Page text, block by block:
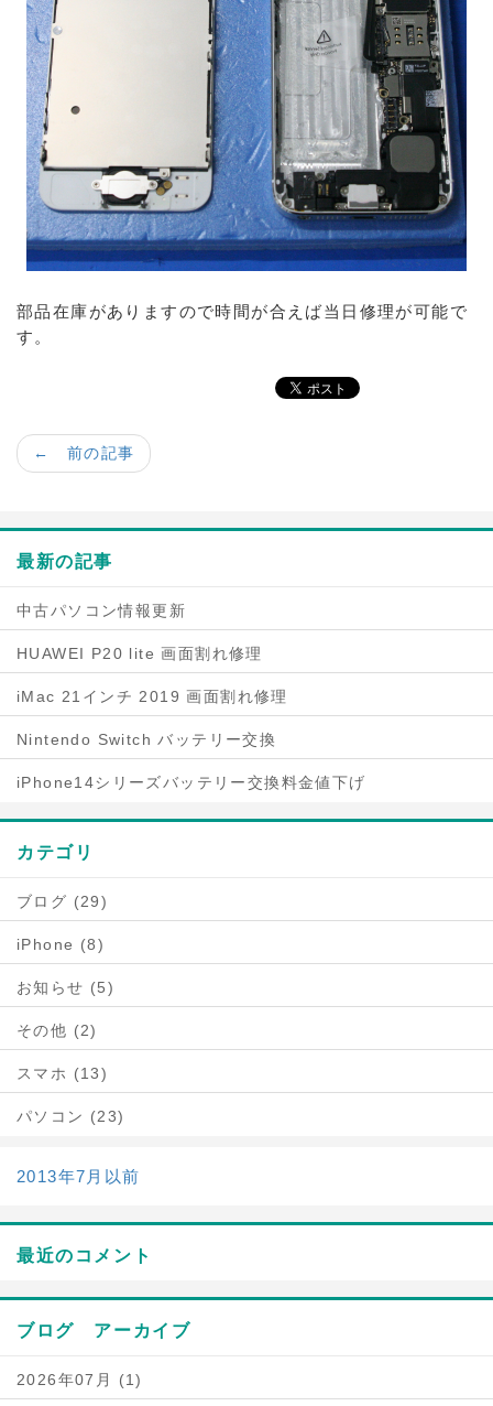
部品在庫がありますので時間が合えば当日修理が可能で
す。
← 前の記事
最新の記事
中古パソコン情報更新
HUAWEI P20 lite 画面割れ修理
iMac 21インチ 2019 画面割れ修理
Nintendo Switch バッテリー交換
iPhone14シリーズバッテリー交換料金値下げ
カテゴリ
ブログ (29)
iPhone (8)
お知らせ (5)
その他 (2)
スマホ (13)
パソコン (23)
2013年7月以前
最近のコメント
ブログ アーカイブ
2026年07月 (1)